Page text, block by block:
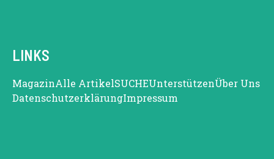
LINKS
MagazinAlle ArtikelSUCHEUnterstützenÜber Uns
DatenschutzerklärungImpressum